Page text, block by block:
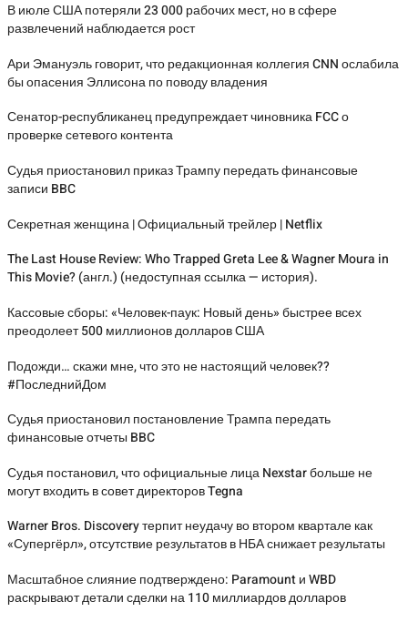
В июле США потеряли 23 000 рабочих мест, но в сфере
развлечений наблюдается рост
Ари Эмануэль говорит, что редакционная коллегия CNN ослабила
бы опасения Эллисона по поводу владения
Сенатор-республиканец предупреждает чиновника FCC о
проверке сетевого контента
Судья приостановил приказ Трампу передать финансовые
записи BBC
Секретная женщина | Официальный трейлер | Netflix
The Last House Review: Who Trapped Greta Lee & Wagner Moura in
This Movie? (англ.) (недоступная ссылка — история).
Кассовые сборы: «Человек-паук: Новый день» быстрее всех
преодолеет 500 миллионов долларов США
Подожди… скажи мне, что это не настоящий человек??
#ПоследнийДом
Судья приостановил постановление Трампа передать
финансовые отчеты BBC
Судья постановил, что официальные лица Nexstar больше не
могут входить в совет директоров Tegna
Warner Bros. Discovery терпит неудачу во втором квартале как
«Супергёрл», отсутствие результатов в НБА снижает результаты
Масштабное слияние подтверждено: Paramount и WBD
раскрывают детали сделки на 110 миллиардов долларов